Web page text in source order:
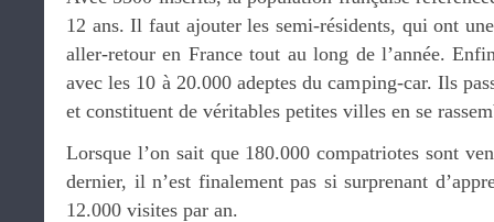
12 ans. Il faut ajouter les semi-résidents, qui ont
aller-retour en France tout au long de l’année.
avec les 10 à 20.000 adeptes du camping-car. Ils
et constituent de véritables petites villes en se
Lorsque l’on sait que 180.000 compatriotes sont
dernier, il n’est finalement pas si surprenant
12.000 visites par an.